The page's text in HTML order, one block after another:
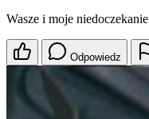
Wasze i moje niedoczekanie
Odpowiedz